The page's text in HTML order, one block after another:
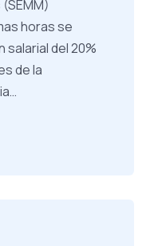
horas se
del 20%
de la